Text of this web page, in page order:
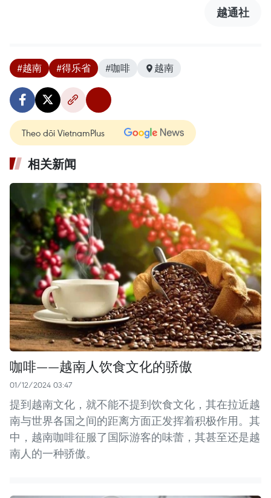
越通社
#越南 #得乐省 #咖啡 越南
Theo dõi VietnamPlus
相关新闻
咖啡——越南人饮食文化的骄傲
01/12/2024 03:47
提到越南文化，就不能不提到饮食文化，其在拉近越
南与世界各国之间的距离方面正发挥着积极作用。其
中，越南咖啡征服了国际游客的味蕾，其甚至还是越
南人的一种骄傲。